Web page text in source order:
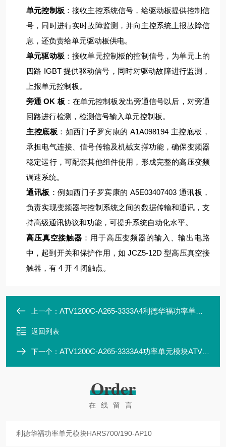
单元控制板 ：接收主控系统信号，给驱动板提供控制信
号，同时进行实时故障监测，并向主控系统上报故障信
息，还负责给单元驱动板供电。
单元驱动板 ：接收单元控制板的控制信号，为单元上的
四路 IGBT 提供驱动信号，同时对驱动故障进行监测，
上报单元控制板。
旁通 OK 板 ：在单元控制板发出旁通信号以后，对旁通
回路进行检测，检测信号输入单元控制板。
主控底板 ：如西门子罗宾康的 A1A098194 主控底板，
承担电气连接、信号传输及机械支撑功能，确保变频器
稳定运行，可配套其他组件使用，形成完整的高压变频
调速系统。
通讯板 ：例如西门子罗宾康的 A5E03407403 通讯板，
负责实现变频器与控制系统之间的数据传输和通讯，支
持高级通讯协议和功能，可提升系统自动化水平。
高压真空接触器 ：用于高压变频器的输入、输出电路
中，起到开关和保护作用，如 JCZ5-12D 型高压真空接
触器，有 4 开 4 闭触点。
上一个： ATV1200C-A265-3333A4利德华福功率单元模块HARS700/180-AP10
返回列表
下一个： ATV1200C-A265-3333A4功率单元模块ATV1200C700/190-AP10
Order
在线留言